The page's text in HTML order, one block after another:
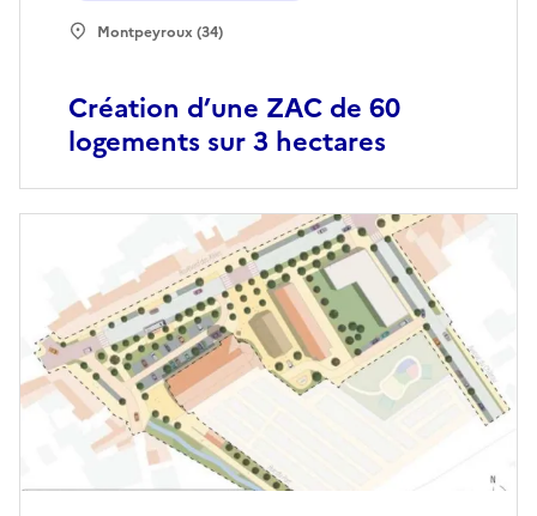
Création d’une ZAC de 60
logements sur 3 hectares
Montpeyroux (34)